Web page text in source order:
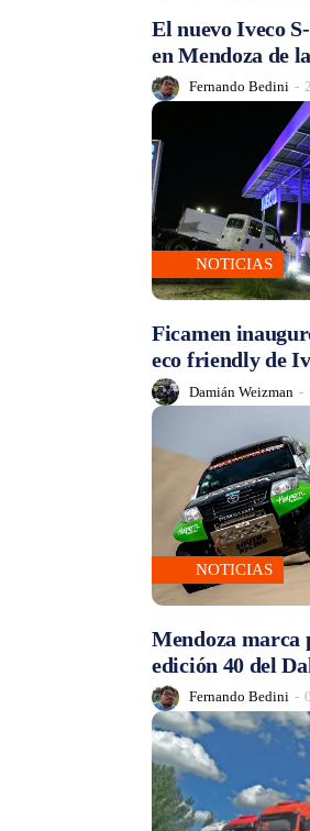
El nuevo Iveco
en Mendoza de
Fernando Bedini -
NOTICIAS
Ficamen
eco friendly de
Damián Weizman -
NOTICIAS
Mendoza marca
edición 40 del
Fernando Bedini -